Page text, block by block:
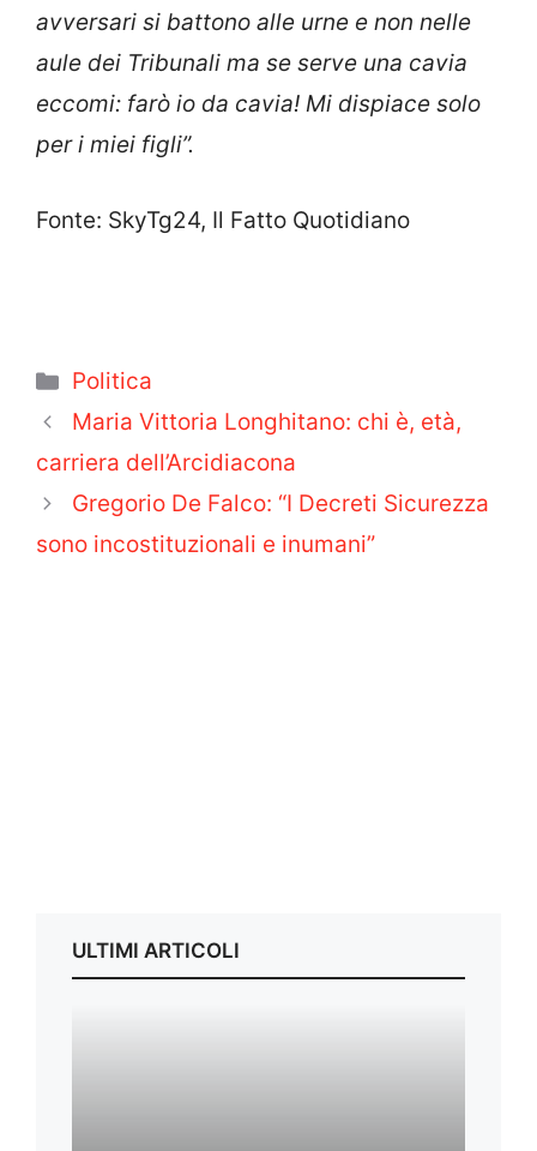
avversari si battono alle urne e non nelle
aule dei Tribunali ma se serve una cavia
eccomi: farò io da cavia! Mi dispiace solo
per i miei figli”.
Fonte: SkyTg24, Il Fatto Quotidiano
Categorie
Politica
Maria Vittoria Longhitano: chi è, età,
carriera dell’Arcidiacona
Gregorio De Falco: “I Decreti Sicurezza
sono incostituzionali e inumani”
ULTIMI ARTICOLI